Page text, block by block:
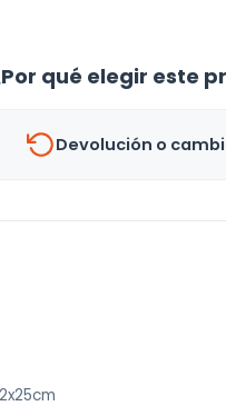
qué elegir este
Devolución o